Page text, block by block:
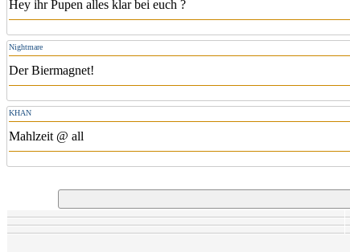
Hey ihr Pupen alles klar bei euch ?
Nightmare
Der Biermagnet!
KHAN
Mahlzeit @ all